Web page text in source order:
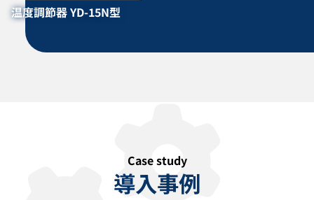
カタログダウンロード
配管ヒーター TC型
カタログダウンロード
温度調節器 YD-15N型
Case study
導入事例